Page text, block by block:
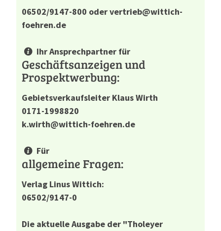
06502/9147-800 oder vertrieb@wittich-
foehren.de
Ihr Ansprechpartner für
Geschäftsanzeigen und
Prospektwerbung:
Gebietsverkaufsleiter Klaus Wirth
0171-1998820
k.wirth@wittich-foehren.de
Für
allgemeine Fragen:
Verlag Linus Wittich:
06502/9147-0
Die aktuelle Ausgabe der "Tholeyer